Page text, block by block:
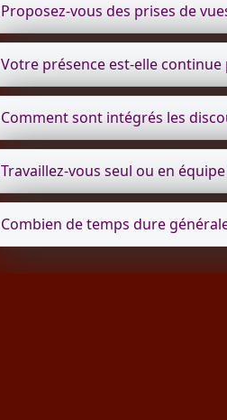
Proposez-vous des prises de
Votre présence est-elle
Comment sont intégrés les
Travaillez-vous seul ou en équipe
Combien de temps dure